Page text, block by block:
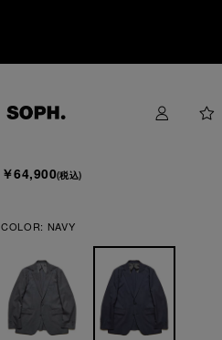
SOPHNET.
￥64,900(税込)
COLOR: NAVY